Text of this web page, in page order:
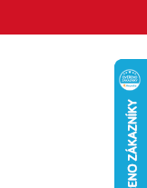
Nákupní